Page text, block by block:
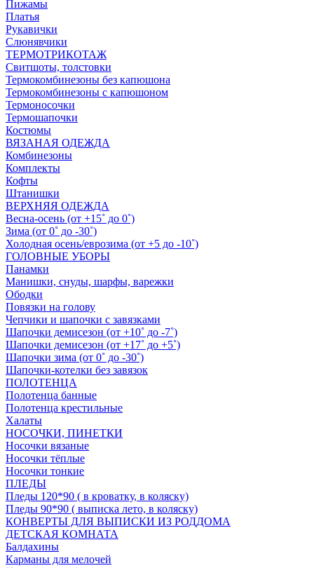
Пижамы
Платья
Рукавички
Слюнявчики
ТЕРМОТРИКОТАЖ
Свитшоты, толстовки
Термокомбинезоны без капюшона
Термокомбинезоны с капюшоном
Термоносочки
Термошапочки
Костюмы
ВЯЗАНАЯ ОДЕЖДА
Комбинезоны
Комплекты
Кофты
Штанишки
ВЕРХНЯЯ ОДЕЖДА
Весна-осень (от +15˚ до 0˚)
Зима (от 0˚ до -30˚)
Холодная осень/еврозима (от +5 до -10˚)
ГОЛОВНЫЕ УБОРЫ
Панамки
Манишки, снуды, шарфы, варежки
Ободки
Повязки на голову
Чепчики и шапочки с завязками
Шапочки демисезон (от +10˚ до -7˚)
Шапочки демисезон (от +17˚ до +5˚)
Шапочки зима (от 0˚ до -30˚)
Шапочки-котелки без завязок
ПОЛОТЕНЦА
Полотенца банные
Полотенца крестильные
Халаты
НОСОЧКИ, ПИНЕТКИ
Носочки вязаные
Носочки тёплые
Носочки тонкие
ПЛЕДЫ
Пледы 120*90 ( в кроватку, в коляску)
Пледы 90*90 ( выписка лето, в коляску)
КОНВЕРТЫ ДЛЯ ВЫПИСКИ ИЗ РОДДОМА
ДЕТСКАЯ КОМНАТА
Балдахины
Карманы для мелочей